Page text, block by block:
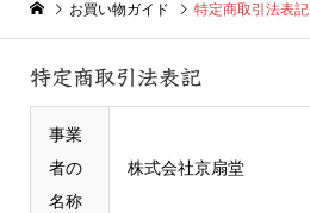
お買い物ガイド 特定商取引法表記
特定商取引法表記
事業
者の
名称
株式会社京扇堂